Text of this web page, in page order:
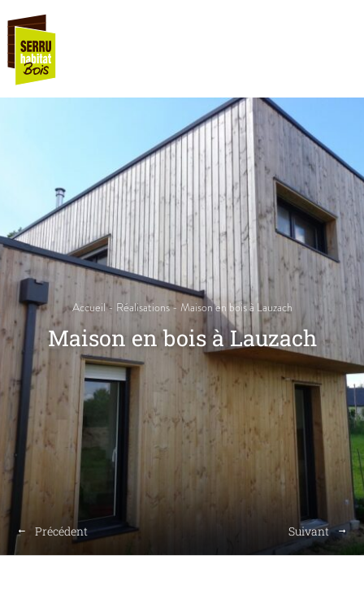
Accueil- Réalisations- Maison en bois à Lauzach
Maison en bois à Lauzach
Précédent Suivant